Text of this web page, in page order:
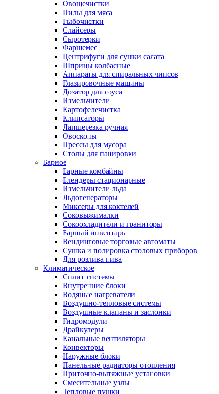
Овощечистки
Пилы для мяса
Рыбочистки
Слайсеры
Сыротерки
Фаршемес
Центрифуги для сушки салата
Шприцы колбасные
Аппараты для спиральных чипсов
Глазировочные машины
Дозатор для соуса
Измельчители
Картофелечистка
Клипсаторы
Лапшерезка ручная
Овоскопы
Прессы для мусора
Столы для панировки
Барное
Барные комбайны
Блендеры стационарные
Измельчители льда
Льдогенераторы
Миксеры для коктелей
Соковыжималки
Сокоохладители и граниторы
Барный инвентарь
Вендинговые торговые автоматы
Сушка и полировка столовых приборов
Для розлива пива
Климатическое
Сплит-системы
Внутренние блоки
Водяные нагреватели
Воздушно-тепловые системы
Воздушные клапаны и заслонки
Гидромодули
Драйкулеры
Канальные вентиляторы
Конвекторы
Наружные блоки
Панельные радиаторы отопления
Приточно-вытяжные установки
Смесительные узлы
Тепловые пушки